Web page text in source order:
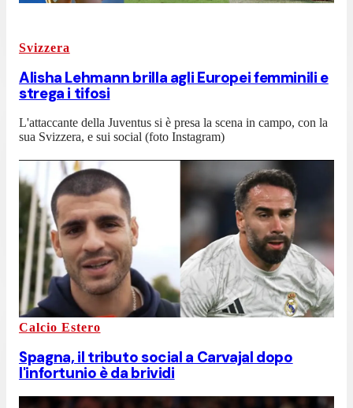
Svizzera
Alisha Lehmann brilla agli Europei femminili e
strega i tifosi
L'attaccante della Juventus si è presa la scena in campo, con la
sua Svizzera, e sui social (foto Instagram)
Calcio Estero
Spagna, il tributo social a Carvajal dopo
l'infortunio è da brividi